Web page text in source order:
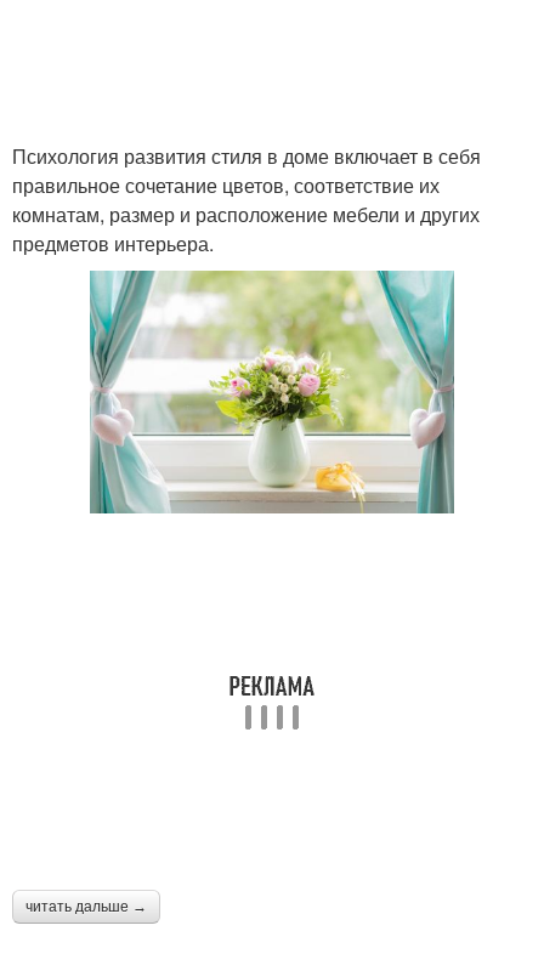
Психология развития стиля в доме включает в себя
правильное сочетание цветов, соответствие их
комнатам, размер и расположение мебели и других
предметов интерьера.
читать дальше →